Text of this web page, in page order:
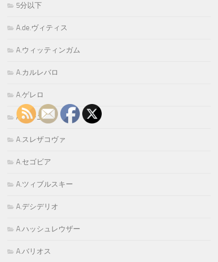
5分以下
A.de.ヴィティス
A.ウィッティンガム
A.カルレバロ
A.ゲレロ
A.ゴーニ
A.スレザコヴァ
A.セゴビア
A.ツィブルスキー
A.デシデリオ
A.ハッシュレウザー
A.バリオス